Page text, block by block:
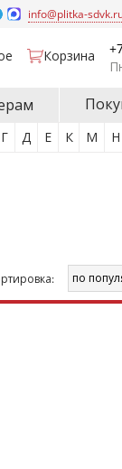
info@plitka-
Корзина
Г Д Е К М Н
по